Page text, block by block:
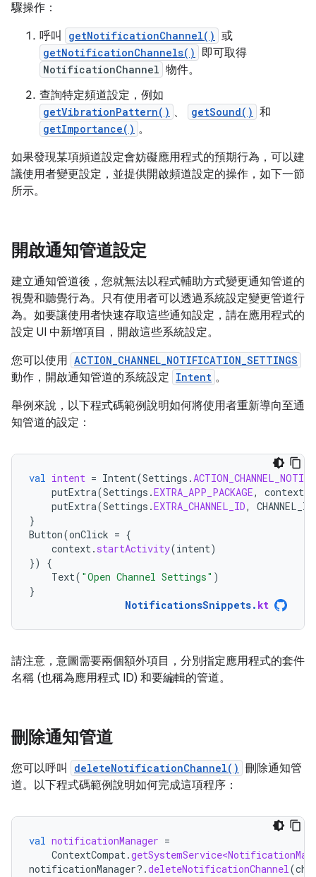
驟操作：
呼叫
getNotificationChannel() 或
getNotificationChannels() 即可取得
NotificationChannel 物件。
查詢特定頻道設定，例如
getVibrationPattern() 、 getSound() 和
getImportance() 。
如果發現某項頻道設定會妨礙應用程式的預期行為，可以建
議使用者變更設定，並提供開啟頻道設定的操作，如下一節
所示。
開啟通知管道設定
建立通知管道後，您就無法以程式輔助方式變更通知管道的
視覺和聽覺行為。只有使用者可以透過系統設定變更管道行
為。如要讓使用者快速存取這些通知設定，請在應用程式的
設定 UI 中新增項目，開啟這些系統設定。
您可以使用 ACTION_CHANNEL_NOTIFICATION_SETTINGS
動作，開啟通知管道的系統設定 Intent 。
舉例來說，以下程式碼範例說明如何將使用者重新導向至通
知管道的設定：
val intent = Intent(Settings .
putExtra(Settings .EXTRA_APP_PACKAGE, context
putExtra(Settings .EXTRA_CHANNEL_ID, CHANNEL_ID
}
Button(onClick = {
context. startActivity(intent)
})
{
Text( "Open Channel Settings" )
}
NotificationsSnippets. kt
請注意，意圖需要兩個額外項目，分別指定應用程式的套件
名稱 (也稱為應用程式 ID) 和要編輯的管道。
刪除通知管道
您可以呼叫 deleteNotificationChannel() 刪除通知管
道。以下程式碼範例說明如何完成這項程序：
val notificationManager =
ContextCompat.
notificationManager?.deleteNotificationChannel(